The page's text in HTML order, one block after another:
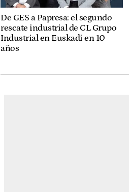
De GES a Papresa: el segundo
rescate industrial de CL Grupo
Industrial en Euskadi en 10
años